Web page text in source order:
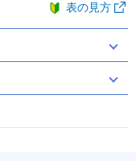
表の見方